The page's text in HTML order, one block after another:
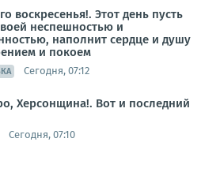
воскресенья!. Этот день пусть
неспешностью и
наполнит сердце и душу
и покоем
Сегодня, 07:12
Херсонщина!. Вот и последний
Сегодня, 07:10